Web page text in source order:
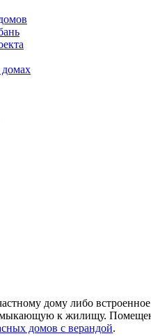
дому либо
к жилищу.
домов с верандой.